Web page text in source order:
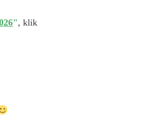
", klik